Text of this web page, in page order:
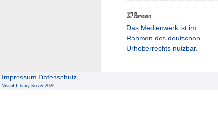
Das Medienwerk ist im
Rahmen des deutschen
Urheberrechts nutzbar.
Impressum Datenschutz
Visual Library Server 2026